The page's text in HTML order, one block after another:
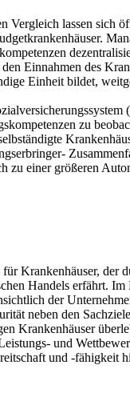
Vergleich lassen sich
Einnahmen des
Einheit bildet,
zu
zu einer größeren
Krankenhäuser, der
Handels erfährt.
der
neben den
Krankenhäuser
und
und -fähigkeit